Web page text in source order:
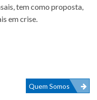
tem como proposta,
em crise.
Quem Somos